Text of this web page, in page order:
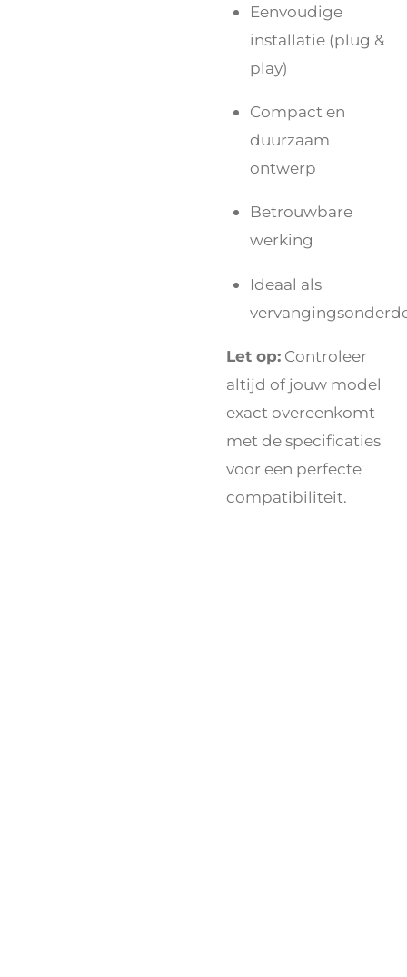
Eenvoudige
installatie (plug &
play)
Compact en
duurzaam
ontwerp
Betrouwbare
werking
Ideaal als
Let op: Controleer
altijd of jouw model
exact overeenkomt
met de specificaties
voor een perfecte
compatibiliteit.